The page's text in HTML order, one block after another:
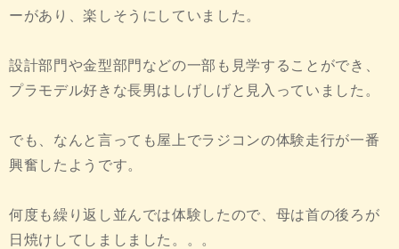
ーがあり、楽しそうにしていました。
設計部門や金型部門などの一部も見学することができ、
プラモデル好きな長男はしげしげと見入っていました。
でも、なんと言っても屋上でラジコンの体験走行が一番
興奮したようです。
何度も繰り返し並んでは体験したので、母は首の後ろが
日焼けしてしましました。。。